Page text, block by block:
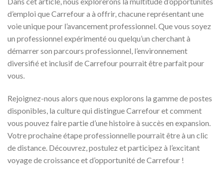
d’emploi que Carrefour a à offrir, chacune représentant une
voie unique pour l’avancement professionnel. Que vous soyez
un professionnel expérimenté ou quelqu’un cherchant à
démarrer son parcours professionnel, l’environnement
diversifié et inclusif de Carrefour pourrait être parfait pour
vous.
Rejoignez-nous alors que nous explorons la gamme de postes
disponibles, la culture qui distingue Carrefour et comment
vous pouvez faire partie d’une histoire à succès en expansion.
Votre prochaine étape professionnelle pourrait être à un clic
de distance. Découvrez, postulez et participez à l’excitant
voyage de croissance et d’opportunité de Carrefour !